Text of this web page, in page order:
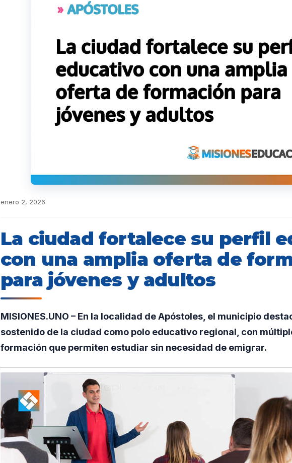
enero 2, 2026
La ciudad fortalece su perfil
con una amplia oferta de
para jóvenes y adultos
MISIONES.UNO – En la localidad de Apóstoles, el municipio
sostenido de la ciudad como polo educativo regional, con
formación que permiten estudiar sin necesidad de emigrar.